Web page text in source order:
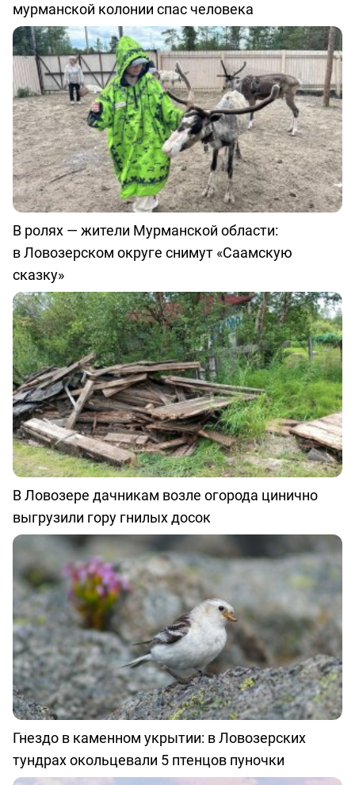
мурманской колонии спас человека
В ролях — жители Мурманской области:
в Ловозерском округе снимут «Саамскую
сказку»
В Ловозере дачникам возле огорода цинично
выгрузили гору гнилых досок
Гнездо в каменном укрытии: в Ловозерских
тундрах окольцевали 5 птенцов пуночки